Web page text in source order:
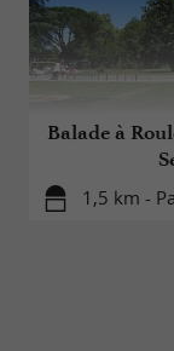
Balade à
1,5 km -